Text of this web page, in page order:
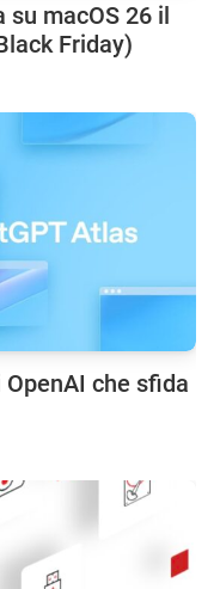
su macOS 26 il
Friday)
che sfida